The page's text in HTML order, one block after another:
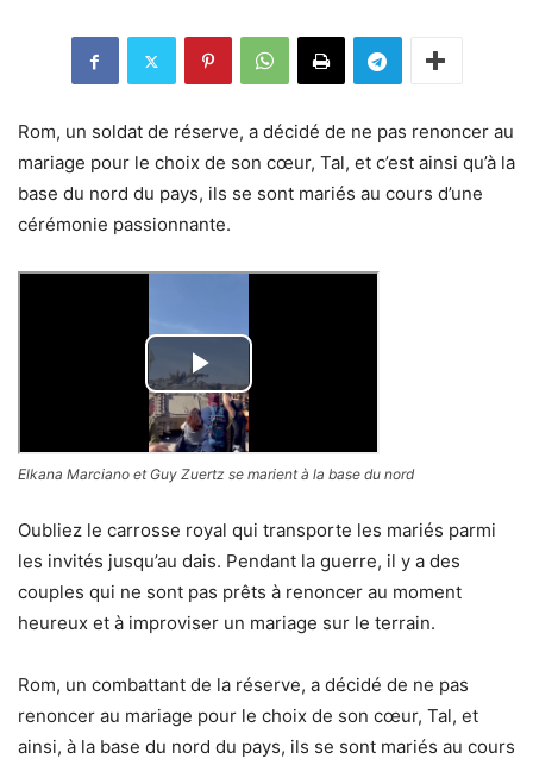
Rom, un soldat de réserve, a décidé de ne pas renoncer au
mariage pour le choix de son cœur, Tal, et c’est ainsi qu’à la
base du nord du pays, ils se sont mariés au cours d’une
cérémonie passionnante.
Elkana Marciano et Guy Zuertz se marient à la base du nord
Oubliez le carrosse royal qui transporte les mariés parmi
les invités jusqu’au dais. Pendant la guerre, il y a des
couples qui ne sont pas prêts à renoncer au moment
heureux et à improviser un mariage sur le terrain.
Rom, un combattant de la réserve, a décidé de ne pas
renoncer au mariage pour le choix de son cœur, Tal, et
ainsi, à la base du nord du pays, ils se sont mariés au cours